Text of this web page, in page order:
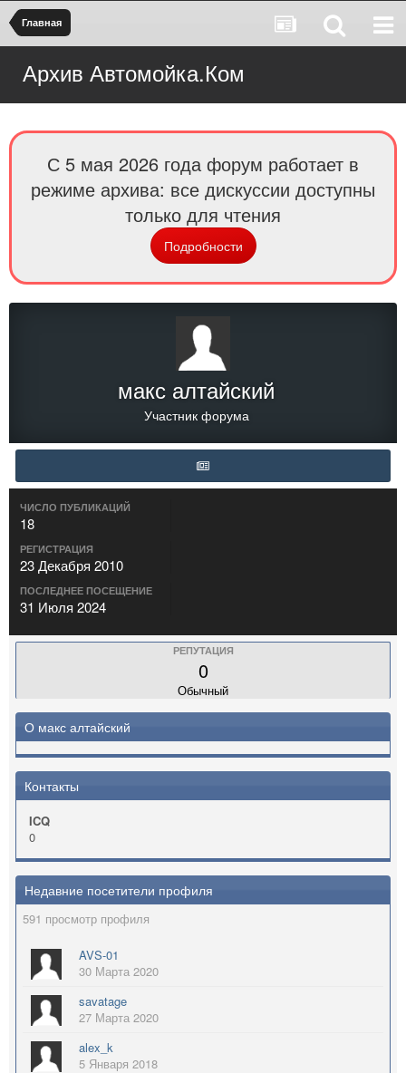
Главная
Архив Автомойка.Ком
С 5 мая 2026 года форум работает в
режиме архива: все дискуссии доступны
только для чтения
Подробности
макс алтайский
Участник форума
ЧИСЛО ПУБЛИКАЦИЙ
18
РЕГИСТРАЦИЯ
23 Декабря 2010
ПОСЛЕДНЕЕ ПОСЕЩЕНИЕ
31 Июля 2024
РЕПУТАЦИЯ
0
Обычный
О макс алтайский
Контакты
ICQ
0
Недавние посетители профиля
591 просмотр профиля
AVS-01
30 Марта 2020
savatage
27 Марта 2020
alex_k
5 Января 2018